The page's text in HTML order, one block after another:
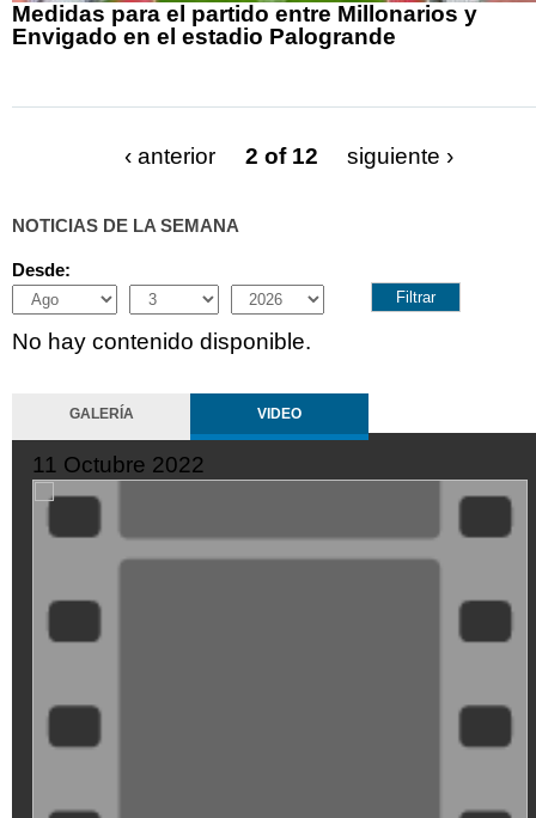
Medidas para el partido entre Millonarios y
Envigado en el estadio Palogrande
‹ anterior 2 of 12 siguiente ›
NOTICIAS DE LA SEMANA
Desde:
Month
Day Year
No hay contenido disponible.
GALERÍA VIDEO
11 Octubre 2022
SeQiPrxjl-